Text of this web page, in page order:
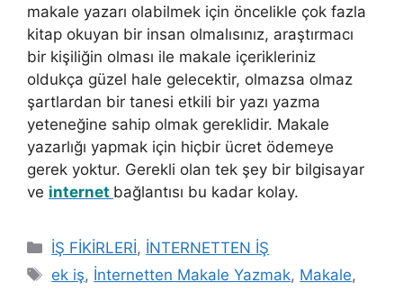
makale yazarı olabilmek için öncelikle çok fazla
kitap okuyan bir insan olmalısınız, araştırmacı
bir kişiliğin olması ile makale içerikleriniz
oldukça güzel hale gelecektir, olmazsa olmaz
şartlardan bir tanesi etkili bir yazı yazma
yeteneğine sahip olmak gereklidir. Makale
yazarlığı yapmak için hiçbir ücret ödemeye
gerek yoktur. Gerekli olan tek şey bir bilgisayar
ve internet bağlantısı bu kadar kolay.
Kategoriler
İŞ FİKİRLERİ, İNTERNETTEN İŞ
Etiketler
ek iş, İnternetten Makale Yazmak, Makale,